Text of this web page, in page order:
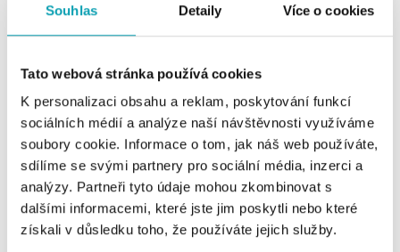
Souhlas Detaily Více o cookies
Tato webová stránka používá cookies
K personalizaci obsahu a reklam, poskytování funkcí
sociálních médií a analýze naší návštěvnosti využíváme
soubory cookie. Informace o tom, jak náš web používáte,
sdílíme se svými partnery pro sociální média, inzerci a
analýzy. Partneři tyto údaje mohou zkombinovat s
dalšími informacemi, které jste jim poskytli nebo které
získali v důsledku toho, že používáte jejich služby.
Všechny Česko Slovensko
ALOve OC Nový Smíchov, Praha 5
Plzeňská 8, 150 00 Praha 5 - Anděl
tel.: +420736509250
dnes otevřeno od 09:00
ALOve OC Olympia, Brno